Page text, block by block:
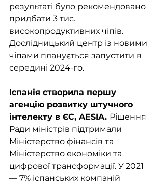
результаті було рекомендовано
придбати 3 тис.
високопродуктивних чіпів.
Дослідницький центр із новими
чіпами планується запустити в
середині 2024-го.
Іспанія створила першу
агенцію розвитку штучного
інтелекту в ЄС, AESIA. Рішення
Ради міністрів підтримали
Міністерство фінансів та
Міністерство економіки та
цифрової трансформації. У 2021
— 7% іспанських компаній